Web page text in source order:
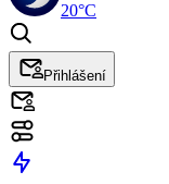
20°C
Přihlášení